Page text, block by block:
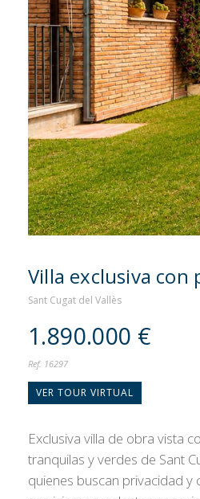
Villa exclusiva con
Sant Cugat del Vallès
1.890.000 €
Ref. 16297
VER TOUR VIRTUAL
Exclusiva villa de obra vista
tranquilas y verdes de Sant
quienes buscan privacidad y